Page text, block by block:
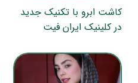
کاشت ابرو با تکنیک جدید
در کلینیک ایران فیت